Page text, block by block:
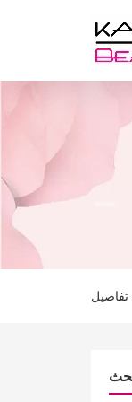
تفاصيل